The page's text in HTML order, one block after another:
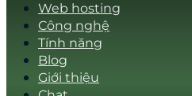
Web hosting
Công nghệ
Tính năng
Blog
Giới thiệu